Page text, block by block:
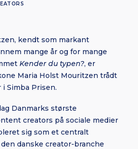
kendt som markant
mange år og for mange
Kender du typen?, er
Maria Holst Mouritzen trådt
Simba Prisen.
Danmarks største
creators på sociale medier
sig som et centralt
danske creator-branche